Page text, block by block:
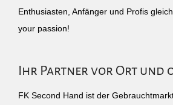
Enthusiasten, Anfänger und Profis
your passion!
Ihr Partner vor Ort und
FK Second Hand ist der